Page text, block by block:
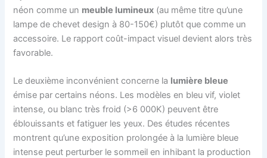
néon comme un meuble lumineux (au même titre qu’une
lampe de chevet design à 80-150€) plutôt que comme un
accessoire. Le rapport coût-impact visuel devient alors très
favorable.
Le deuxième inconvénient concerne la lumière bleue
émise par certains néons. Les modèles en bleu vif, violet
intense, ou blanc très froid (>6 000K) peuvent être
éblouissants et fatiguer les yeux. Des études récentes
montrent qu’une exposition prolongée à la lumière bleue
intense peut perturber le sommeil en inhibant la production